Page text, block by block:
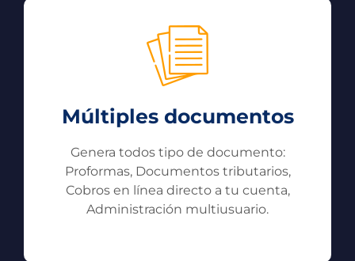
Múltiples documentos
Genera todos tipo de documento:
Proformas, Documentos tributarios,
Cobros en línea directo a tu cuenta,
Administración multiusuario.